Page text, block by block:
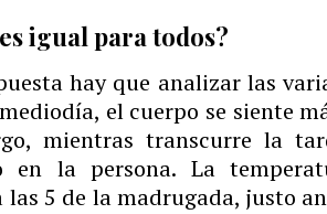
igual para todos?
hay que analizar las
el cuerpo se siente
mientras transcurre la
en la persona. La
5 de la madrugada, justo